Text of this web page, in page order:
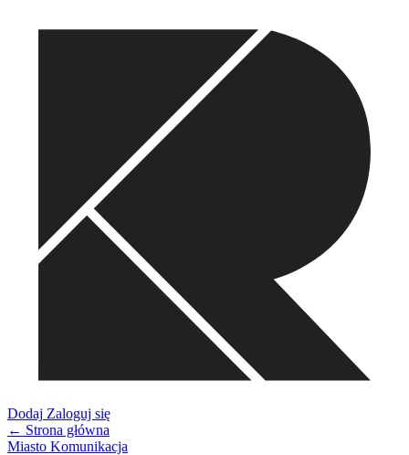
Dodaj Zaloguj się
← Strona główna
Miasto Komunikacja